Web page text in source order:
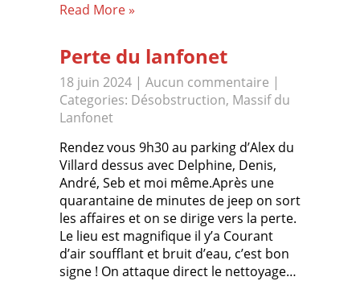
Read More »
Perte du lanfonet
18 juin 2024 | Aucun commentaire |
Categories: Désobstruction, Massif du
Lanfonet
Rendez vous 9h30 au parking d’Alex du
Villard dessus avec Delphine, Denis,
André, Seb et moi même.Après une
quarantaine de minutes de jeep on sort
les affaires et on se dirige vers la perte.
Le lieu est magnifique il y’a Courant
d’air soufflant et bruit d’eau, c’est bon
signe ! On attaque direct le nettoyage…